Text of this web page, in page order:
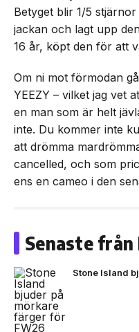
Betyget blir 1/5
jackan och lagt upp
16 år, köpt den för att
Om ni mot förmodan
YEEZY – vilket jag vet
en man som är helt
inte. Du kommer inte
att drömma
cancelled, och som
ens en cameo i den
Senaste från
Stone Island